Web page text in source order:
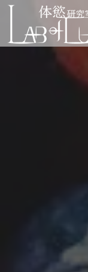
Skip
to